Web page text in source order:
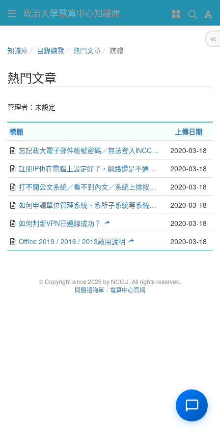
政治大學電算中心知識庫
知識庫 目錄總覽 熱門文章 媒體
熱門文章
管理者：未設定
標題
上傳日期
忘記政大電子郵件帳號密碼／無法登入iNCCU
2020-03-18
註冊IP也在電腦上設定好了，網路還是不通怎麼辦？
2020-03-18
打不開公文系統／看不到內文／系統上排按鈕不見
2020-03-18
如何申請單位管理系統、系所子系統等系統的權限？
2020-03-18
如何判斷VPN已連線成功？
2020-03-18
Office 2019 / 2016 / 2013啟用說明
2020-03-18
© Copyright since 2026 by NCCU. All rights reserved.
問題諮詢單 ｜ 電算中心官網